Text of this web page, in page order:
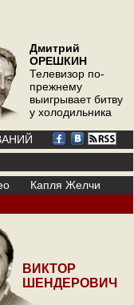
Дмитрий
ОРЕШКИН
Телевизор по-
прежнему
выигрывает битву
у холодильника
Капля Желчи
ВИКТОР
ШЕНДЕРОВИЧ